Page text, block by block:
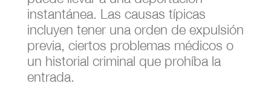
instantánea. Las causas típicas
incluyen tener una orden de expulsión
previa, ciertos problemas médicos o
un historial criminal que prohíba la
entrada.